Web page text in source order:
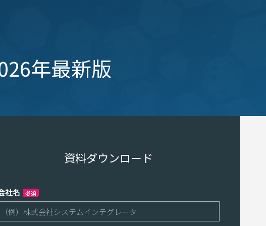
年最新版
資料ダウンロード
社名 必須